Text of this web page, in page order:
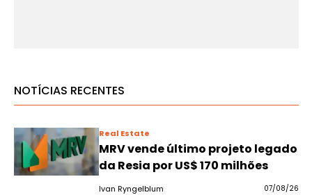
NOTÍCIAS RECENTES
Real Estate
MRV vende último projeto legado
da Resia por US$ 170 milhões
Ivan Ryngelblum 07/08/26